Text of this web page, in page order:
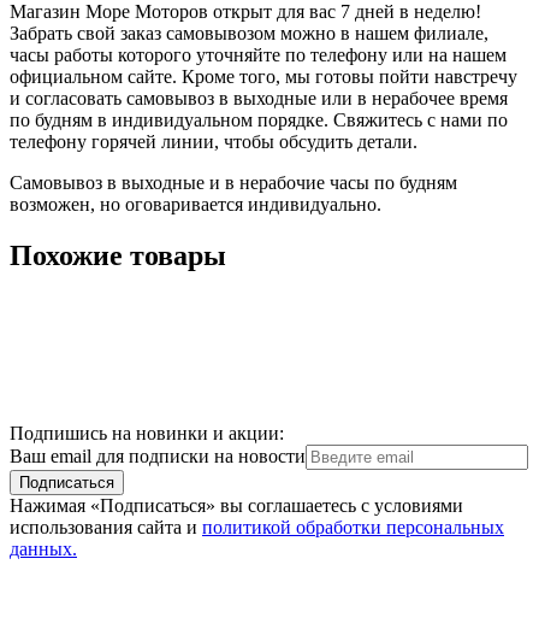
Магазин Море Моторов открыт для вас 7 дней в неделю!
Забрать свой заказ самовывозом можно в нашем филиале,
часы работы которого уточняйте по телефону или на нашем
официальном сайте. Кроме того, мы готовы пойти навстречу
и согласовать самовывоз в выходные или в нерабочее время
по будням в индивидуальном порядке. Свяжитесь с нами по
телефону горячей линии, чтобы обсудить детали.
Самовывоз в выходные и в нерабочие часы по будням
возможен, но оговаривается индивидуально.
Похожие товары
Подпишись на новинки и акции:
Ваш email для подписки на новости
Подписаться
Нажимая «Подписаться» вы соглашаетесь с условиями
использования сайта и политикой обработки персональных
данных.